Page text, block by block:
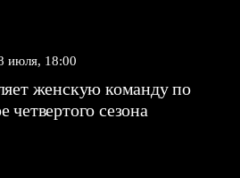
июля, 18:00
женскую команду по
четвертого сезона